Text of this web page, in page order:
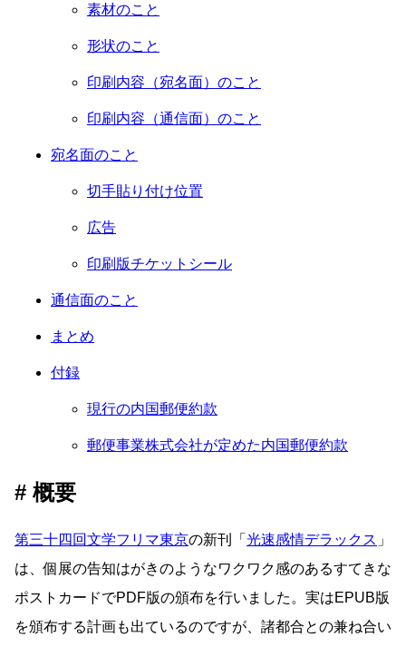
素材のこと
形状のこと
印刷内容（宛名面）のこと
印刷内容（通信面）のこと
宛名面のこと
切手貼り付け位置
広告
印刷版チケットシール
通信面のこと
まとめ
付録
現行の内国郵便約款
郵便事業株式会社が定めた内国郵便約款
概要
第三十四回文学フリマ東京の新刊「 光速感情デラックス 」
は、個展の告知はがきのようなワクワク感のあるすてきな
ポストカードでPDF版の頒布を行いました。実はEPUB版
を頒布する計画も出ているのですが、諸都合との兼ね合い